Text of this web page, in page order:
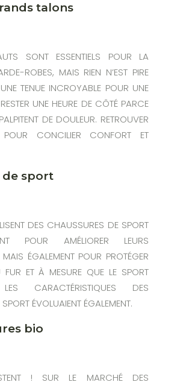
talons
SONT ESSENTIELS POUR LA
ROBES, MAIS RIEN N’EST PIRE
TENUE INCROYABLE POUR UNE
UNE HEURE DE CÔTÉ PARCE
DE DOULEUR. RETROUVER
CONCILIER CONFORT ET
de sport
DES CHAUSSURES DE SPORT
POUR AMÉLIORER LEURS
ÉGALEMENT POUR PROTÉGER
FUR ET À MESURE QUE LE SPORT
LES CARACTÉRISTIQUES DES
ÉVOLUAIENT ÉGALEMENT.
bio
! SUR LE MARCHÉ DES